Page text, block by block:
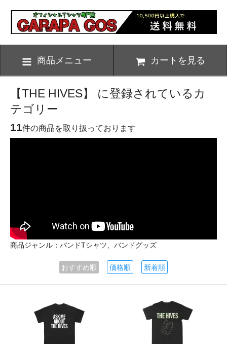
商品メニュー カートを見る
【THE HIVES】 に登録されているカ
テゴリー
11件の商品を取り扱っております
商品ジャンル：バンドTシャツ、バンドグッズ
おすすめ順 価格順 新着順